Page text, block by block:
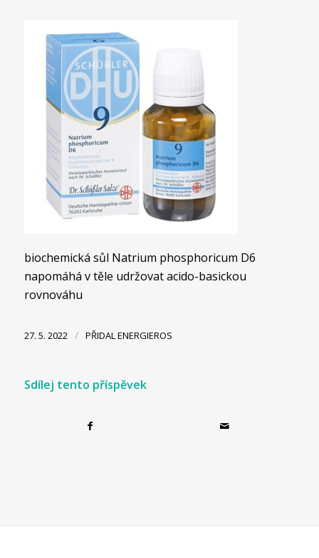
biochemická sůl Natrium phosphoricum D6
napomáhá v těle udržovat acido-basickou
rovnováhu
27. 5. 2022 / PŘIDALENERGIEROS
Sdílej tento příspěvek